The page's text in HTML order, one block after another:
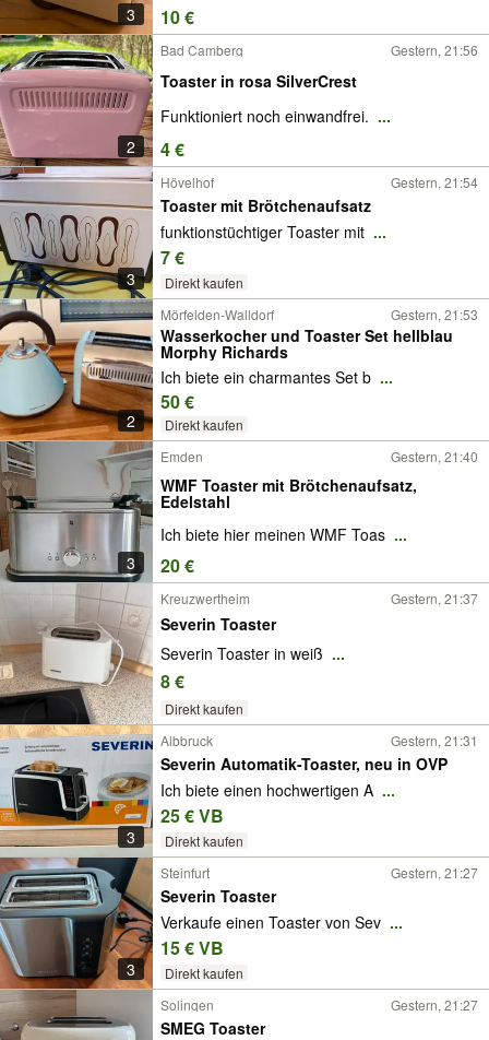
3 10 €
2
Bad Camberg Gestern, 21:56
Toaster in rosa SilverCrest
Funktioniert noch einwandfrei. ...
4 €
3
Hövelhof Gestern, 21:54
Toaster mit Brötchenaufsatz
funktionstüchtiger Toaster mit ...
7 €
Direkt kaufen
2
Mörfelden-Walldorf Gestern, 21:53
Wasserkocher und Toaster Set hellblau
Morphy Richards
Ich biete ein charmantes Set b ...
50 €
Direkt kaufen
3
Emden Gestern, 21:40
WMF Toaster mit Brötchenaufsatz,
Edelstahl
Ich biete hier meinen WMF Toas ...
20 €
Kreuzwertheim Gestern, 21:37
Severin Toaster
Severin Toaster in weiß ...
8 €
Direkt kaufen
3
Albbruck Gestern, 21:31
Severin Automatik-Toaster, neu in OVP
Ich biete einen hochwertigen A ...
25 € VB
Direkt kaufen
3
Steinfurt Gestern, 21:27
Severin Toaster
Verkaufe einen Toaster von Sev ...
15 € VB
Direkt kaufen
Solingen
Gestern, 21:27
SMEG Toaster